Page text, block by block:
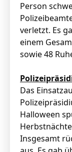
Person
verletzt. Es
einem
sowie 48
Das
Halloween
Insgesamt